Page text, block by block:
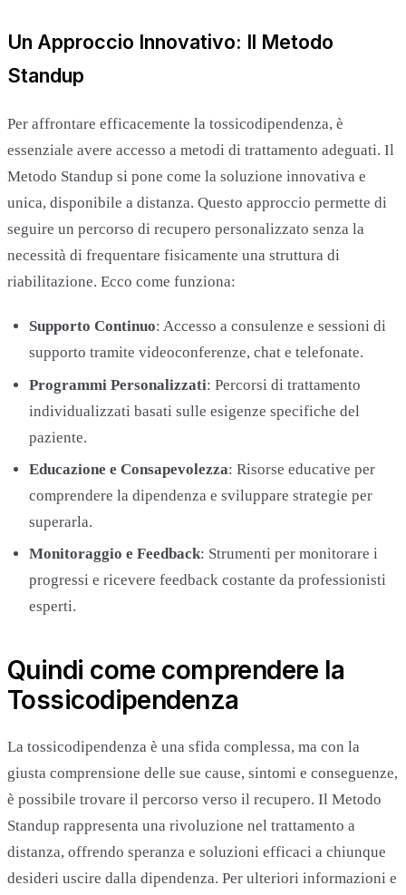
Un Approccio Innovativo: Il Metodo
Standup
Per affrontare efficacemente la tossicodipendenza, è
essenziale avere accesso a metodi di trattamento adeguati. Il
Metodo Standup si pone come la soluzione innovativa e
unica, disponibile a distanza. Questo approccio permette di
seguire un percorso di recupero personalizzato senza la
necessità di frequentare fisicamente una struttura di
riabilitazione. Ecco come funziona:
Supporto Continuo: Accesso a consulenze e sessioni di
supporto tramite videoconferenze, chat e telefonate.
Programmi Personalizzati: Percorsi di trattamento
individualizzati basati sulle esigenze specifiche del
paziente.
Educazione e Consapevolezza: Risorse educative per
comprendere la dipendenza e sviluppare strategie per
superarla.
Monitoraggio e Feedback: Strumenti per monitorare i
progressi e ricevere feedback costante da professionisti
esperti.
Quindi come comprendere la
Tossicodipendenza
La tossicodipendenza è una sfida complessa, ma con la
giusta comprensione delle sue cause, sintomi e conseguenze,
è possibile trovare il percorso verso il recupero. Il Metodo
Standup rappresenta una rivoluzione nel trattamento a
distanza, offrendo speranza e soluzioni efficaci a chiunque
desideri uscire dalla dipendenza. Per ulteriori informazioni e